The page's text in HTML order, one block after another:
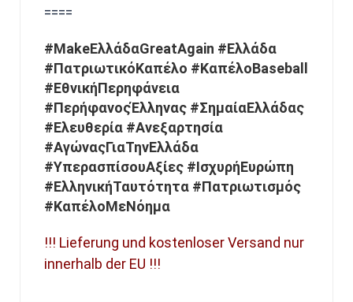
====
#MakeΕλλάδαGreatAgain #Ελλάδα
#ΠατριωτικόΚαπέλο #ΚαπέλοBaseball
#ΕθνικήΠερηφάνεια
#ΠερήφανοςΈλληνας #ΣημαίαΕλλάδας
#Ελευθερία #Ανεξαρτησία
#ΑγώναςΓιαΤηνΕλλάδα
#ΥπερασπίσουΑξίες #ΙσχυρήΕυρώπη
#ΕλληνικήΤαυτότητα #Πατριωτισμός
#ΚαπέλοΜεΝόημα
!!! Lieferung und kostenloser Versand nur
innerhalb der EU !!!